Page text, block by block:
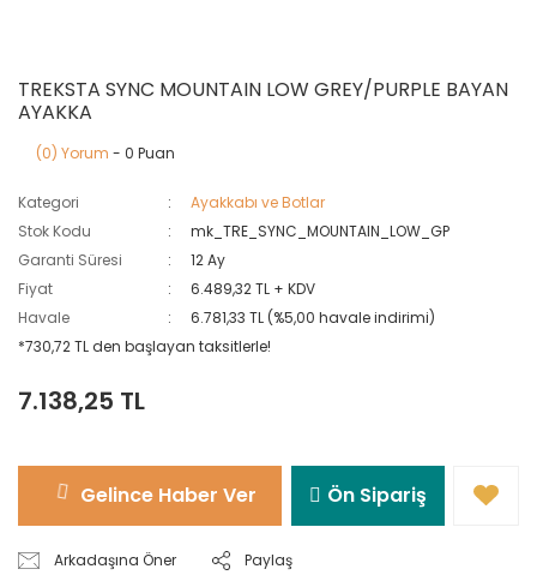
TREKSTA SYNC MOUNTAIN LOW GREY/PURPLE BAYAN
AYAKKA
(0) Yorum - 0 Puan
Kategori
Ayakkabı ve Botlar
Stok Kodu
mk_TRE_SYNC_MOUNTAIN_LOW_GP
Garanti Süresi
12 Ay
Fiyat
6.489,32 TL + KDV
Havale
6.781,33 TL (%5,00 havale indirimi)
*730,72 TL den başlayan taksitlerle!
7.138,25 TL
Gelince Haber Ver Ön Sipariş
Arkadaşına Öner Paylaş